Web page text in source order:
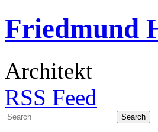
Friedmund
Architekt
RSS Feed
Search
for: